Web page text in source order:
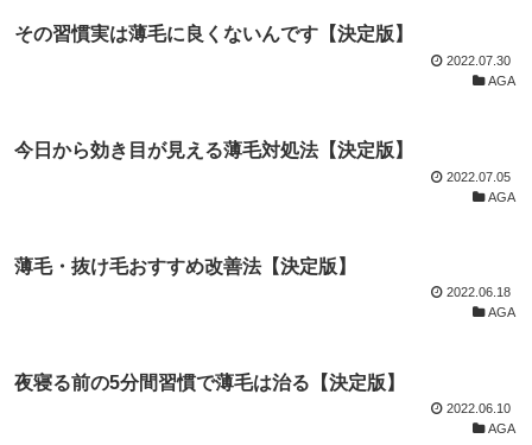
その習慣実は薄毛に良くないんです【決定版】
2022.07.30
AGA
今日から効き目が見える薄毛対処法【決定版】
2022.07.05
AGA
薄毛・抜け毛おすすめ改善法【決定版】
2022.06.18
AGA
夜寝る前の5分間習慣で薄毛は治る【決定版】
2022.06.10
AGA